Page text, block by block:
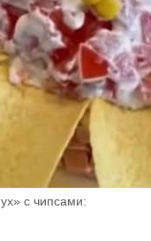
с чипсами: